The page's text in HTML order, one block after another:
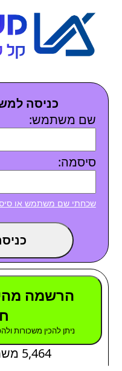
כניסה
שם משתמש:
סיסמה:
שכחתי שם משתמש או
הרשמה
ניתן להכין משכורות
5,464 משתמשים רשומים